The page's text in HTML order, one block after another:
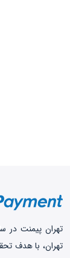
تهران، با هدف